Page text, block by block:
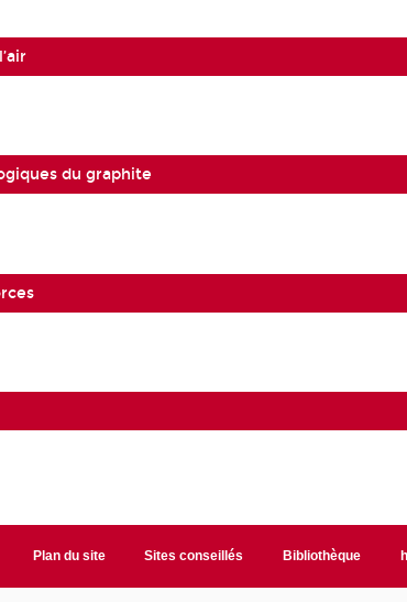
du graphite
Plan du site Sites conseillés Bibliothèque